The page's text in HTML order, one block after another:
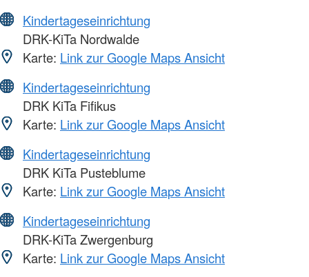
Kindertageseinrichtung
DRK-KiTa Nordwalde
Karte: Link zur Google Maps Ansicht
Kindertageseinrichtung
DRK KiTa Fifikus
Karte: Link zur Google Maps Ansicht
Kindertageseinrichtung
DRK KiTa Pusteblume
Karte: Link zur Google Maps Ansicht
Kindertageseinrichtung
DRK-KiTa Zwergenburg
Karte: Link zur Google Maps Ansicht